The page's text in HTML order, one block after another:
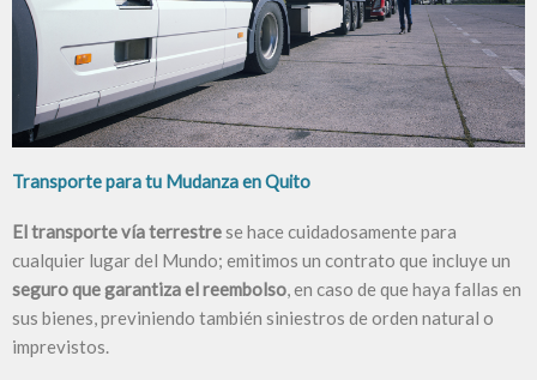
Transporte para tu Mudanza en Quito
Eltransporte vía terrestrese hace cuidadosamente para
cualquier lugar del Mundo; emitimos un contrato que incluye un
seguro que garantizael reembolso, en caso de que haya fallas en
sus bienes, previniendo también siniestros de orden natural o
imprevistos.